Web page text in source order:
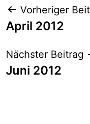
Beitrags-
Navigation
Vorheriger
April 2012
Nächster Beitrag
Juni 2012